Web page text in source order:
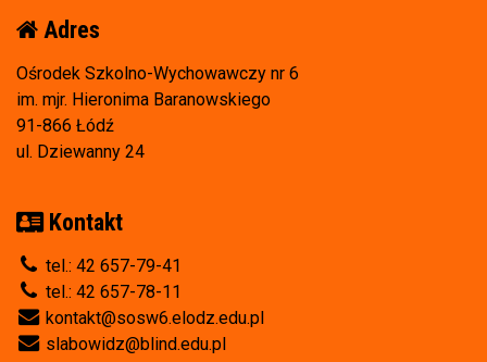
Adres
Ośrodek Szkolno-Wychowawczy nr 6
im. mjr. Hieronima Baranowskiego
91-866 Łódź
ul. Dziewanny 24
Kontakt
tel.: 42 657-79-41
tel.: 42 657-78-11
kontakt@sosw6.elodz.edu.pl
slabowidz@blind.edu.pl